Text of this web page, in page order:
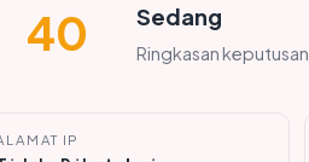
40 Sedang
Ringkasan keputusan
IP